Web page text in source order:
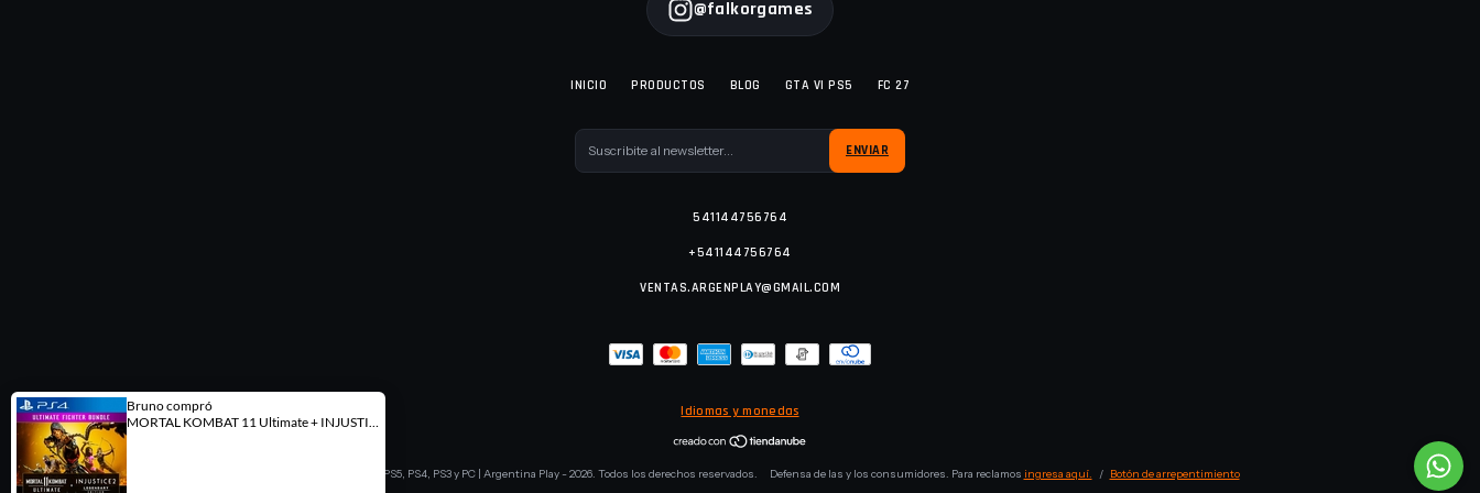
@falkorgames
INICIO PRODUCTOS BLOG GTA VI PS5 FC 27
541144756764
+541144756764
VENTAS.ARGENPLAY@GMAIL.COM
Idiomas y monedas
Copyright Juegos Digitales PS5, PS4, PS3 y PC | Argentina Play - 2026. Todos los derechos reservados. Defensa de las y los consumidores. Para reclamos ingresa aquí. / Botón de arrepentimiento